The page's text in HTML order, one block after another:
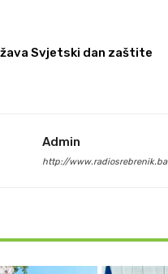
Svjetski dan zaštite
Admin
http://www.radiosrebrenik.ba